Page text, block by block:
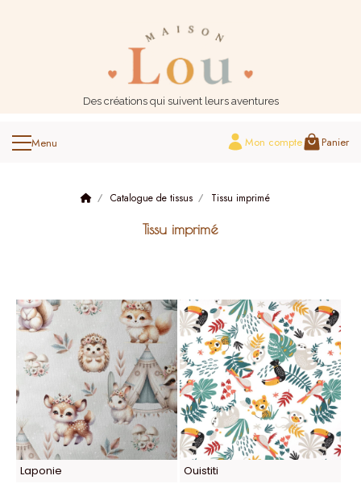
Des créations qui suivent leurs aventures
Mon compte Panier
Catalogue de tissus Tissu imprimé
Tissu imprimé
Laponie Ouistiti